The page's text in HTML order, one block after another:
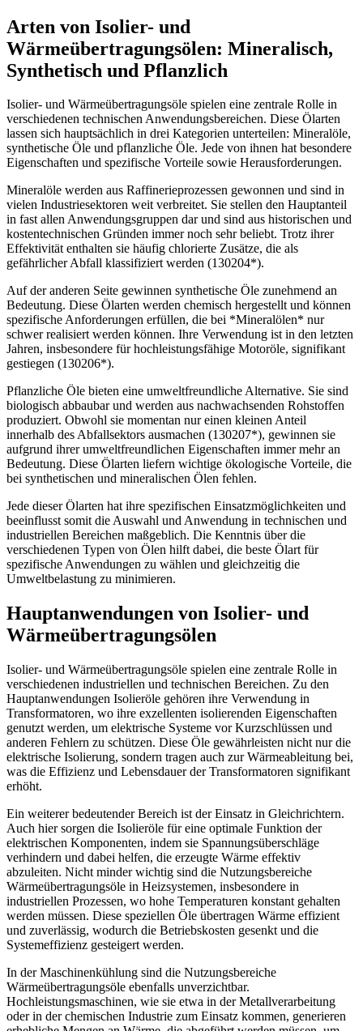
Arten von Isolier- und
Wärmeübertragungsölen: Mineralisch,
Synthetisch und Pflanzlich
Isolier- und Wärmeübertragungsöle spielen eine zentrale Rolle in
verschiedenen technischen Anwendungsbereichen. Diese Ölarten
lassen sich hauptsächlich in drei Kategorien unterteilen: Mineralöle,
synthetische Öle und pflanzliche Öle. Jede von ihnen hat besondere
Eigenschaften und spezifische Vorteile sowie Herausforderungen.
Mineralöle werden aus Raffinerieprozessen gewonnen und sind in
vielen Industriesektoren weit verbreitet. Sie stellen den Hauptanteil
in fast allen Anwendungsgruppen dar und sind aus historischen und
kostentechnischen Gründen immer noch sehr beliebt. Trotz ihrer
Effektivität enthalten sie häufig chlorierte Zusätze, die als
gefährlicher Abfall klassifiziert werden (130204*).
Auf der anderen Seite gewinnen synthetische Öle zunehmend an
Bedeutung. Diese Ölarten werden chemisch hergestellt und können
spezifische Anforderungen erfüllen, die bei *Mineralölen* nur
schwer realisiert werden können. Ihre Verwendung ist in den letzten
Jahren, insbesondere für hochleistungsfähige Motoröle, signifikant
gestiegen (130206*).
Pflanzliche Öle bieten eine umweltfreundliche Alternative. Sie sind
biologisch abbaubar und werden aus nachwachsenden Rohstoffen
produziert. Obwohl sie momentan nur einen kleinen Anteil
innerhalb des Abfallsektors ausmachen (130207*), gewinnen sie
aufgrund ihrer umweltfreundlichen Eigenschaften immer mehr an
Bedeutung. Diese Ölarten liefern wichtige ökologische Vorteile, die
bei synthetischen und mineralischen Ölen fehlen.
Jede dieser Ölarten hat ihre spezifischen Einsatzmöglichkeiten und
beeinflusst somit die Auswahl und Anwendung in technischen und
industriellen Bereichen maßgeblich. Die Kenntnis über die
verschiedenen Typen von Ölen hilft dabei, die beste Ölart für
spezifische Anwendungen zu wählen und gleichzeitig die
Umweltbelastung zu minimieren.
Hauptanwendungen von Isolier- und
Wärmeübertragungsölen
Isolier- und Wärmeübertragungsöle spielen eine zentrale Rolle in
verschiedenen industriellen und technischen Bereichen. Zu den
Hauptanwendungen Isolieröle gehören ihre Verwendung in
Transformatoren, wo ihre exzellenten isolierenden Eigenschaften
genutzt werden, um elektrische Systeme vor Kurzschlüssen und
anderen Fehlern zu schützen. Diese Öle gewährleisten nicht nur die
elektrische Isolierung, sondern tragen auch zur Wärmeableitung bei,
was die Effizienz und Lebensdauer der Transformatoren signifikant
erhöht.
Ein weiterer bedeutender Bereich ist der Einsatz in Gleichrichtern.
Auch hier sorgen die Isolieröle für eine optimale Funktion der
elektrischen Komponenten, indem sie Spannungsüberschläge
verhindern und dabei helfen, die erzeugte Wärme effektiv
abzuleiten. Nicht minder wichtig sind die Nutzungsbereiche
Wärmeübertragungsöle in Heizsystemen, insbesondere in
industriellen Prozessen, wo hohe Temperaturen konstant gehalten
werden müssen. Diese speziellen Öle übertragen Wärme effizient
und zuverlässig, wodurch die Betriebskosten gesenkt und die
Systemeffizienz gesteigert werden.
In der Maschinenkühlung sind die Nutzungsbereiche
Wärmeübertragungsöle ebenfalls unverzichtbar.
Hochleistungsmaschinen, wie sie etwa in der Metallverarbeitung
oder in der chemischen Industrie zum Einsatz kommen, generieren